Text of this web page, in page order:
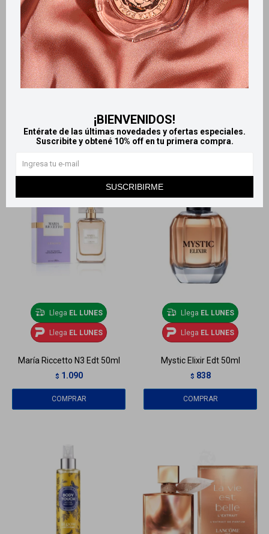
¡BIENVENIDOS!
Entérate de las últimas novedades y ofertas especiales.
Suscribite y obtené 10% off en tu primera compra.
SUSCRIBIRME
LlegaEL LUNES
LlegaEL LUNES
La Vie est Belle eau de
parfum 50 ml
LlegaEL LUNES
LlegaEL LUNES
Casapueblo Snoopy Set -
Body splash 340 ml + Crema
Llega EL LUNES
Llega EL LUNES
María Riccetto N3 Edt 50ml
$ 1.090
Llega EL LUNES
Llega EL LUNES
Mystic Elixir Edt 50ml
$ 838